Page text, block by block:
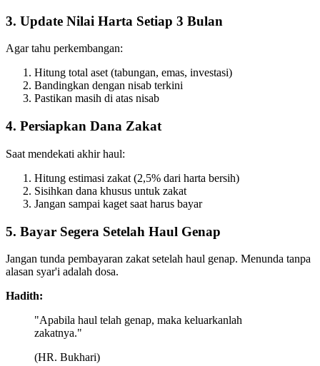
3. Update Nilai Harta Setiap 3 Bulan
Agar tahu perkembangan:
Hitung total aset (tabungan, emas, investasi)
Bandingkan dengan nisab terkini
Pastikan masih di atas nisab
4. Persiapkan Dana Zakat
Saat mendekati akhir haul:
Hitung estimasi zakat (2,5% dari harta bersih)
Sisihkan dana khusus untuk zakat
Jangan sampai kaget saat harus bayar
5. Bayar Segera Setelah Haul Genap
Jangan tunda pembayaran zakat setelah haul genap. Menunda tanpa
alasan syar'i adalah dosa.
Hadith:
"Apabila haul telah genap, maka keluarkanlah
zakatnya."
(HR. Bukhari)